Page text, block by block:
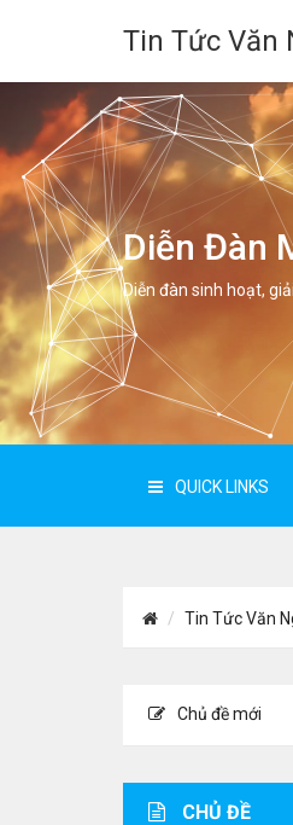
Tin Tức Văn
Diễn Đàn
Diễn đàn sinh hoạt,
QUICK LINKS
Tin Tức Văn
Chủ đề mới
CHỦ ĐỀ